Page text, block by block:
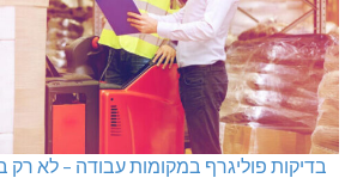
בדיקות פוליגרף במקומות עבודה – לא רק